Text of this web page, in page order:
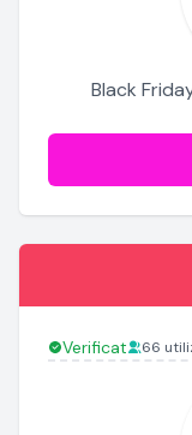
Black
Verificat 66